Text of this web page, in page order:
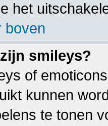
het
boven
smileys?
of
kunnen
te tonen